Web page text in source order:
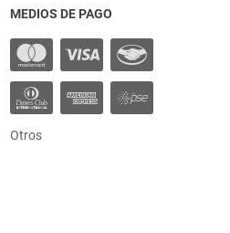
MEDIOS DE PAGO
Otros